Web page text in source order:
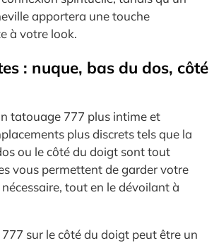
apportera une touche
à votre look.
: nuque, bas du dos, côté
tatouage 777 plus intime et
plus discrets tels que la
ou le côté du doigt sont tout
vous permettent de garder votre
tout en le dévoilant à
sur le côté du doigt peut être un